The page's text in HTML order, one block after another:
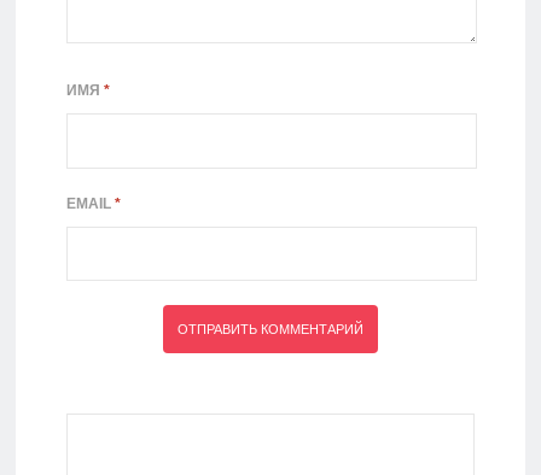
ИМЯ *
EMAIL *